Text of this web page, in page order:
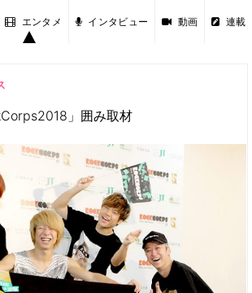
エンタメ インタビュー 動画 連載
」囲み取材